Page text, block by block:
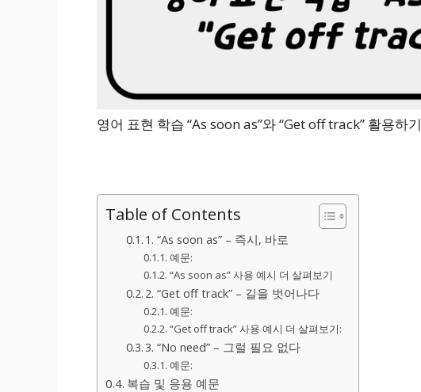
영어 표현 학습 “As soon as”와 “Get off track” 활용하기
Table of Contents
1. “As soon as” – 즉시, 바로
예문:
“As soon as” 사용 예시 더 살펴보기
2. “Get off track” – 길을 벗어나다
예문:
“Get off track” 사용 예시 더 살펴보기:
3. “No need” – 그럴 필요 없다
예문:
복습 및 응용 예문